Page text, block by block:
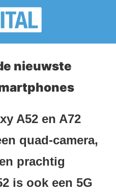
nieuwste
A52 en A72
quad-camera,
prachtig
is ook een 5G